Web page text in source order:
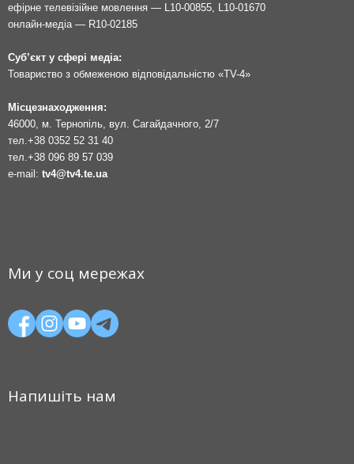
ефірне телевізійне мовлення — L10-00855, L10-01670
онлайн-медіа — R10-02185
Суб’єкт у сфері медіа:
Товариство з обмеженою відповідальністю «TV-4»
Місцезнаходження:
46000, м. Тернопіль, вул. Сагайдачного, 2/7
тел. +38 0352 52 31 40
тел. +38 096 89 57 039
e-mail: tv4@tv4.te.ua
Ми у соц мережах
Напишіть нам